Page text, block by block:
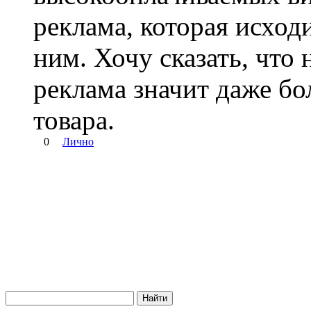
реклама, которая
ним. Хочу сказать, что
реклама значит даже
товара.
0 Лично